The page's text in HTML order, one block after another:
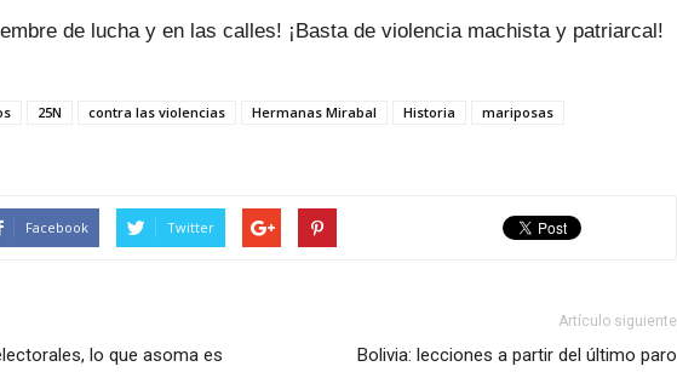
de lucha y en las calles! ¡Basta de violencia machista y patriarcal!
25N contra las violencias Hermanas Mirabal Historia
mariposas
Facebook Twitter
lo que asoma es
Artículo siguiente
Bolivia: lecciones a partir del último paro